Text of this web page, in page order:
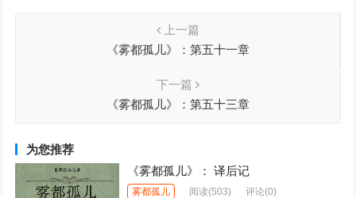
上一篇
《雾都孤儿》：第五十一章
下一篇
《雾都孤儿》：第五十三章
为您推荐
《雾都孤儿》： 译后记
雾都孤儿 阅读(503) 评论(0)